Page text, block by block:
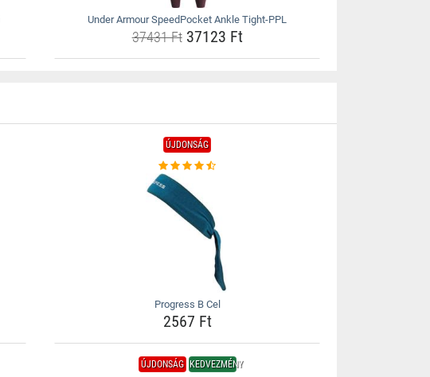
Under Armour SpeedPocket Ankle Tight-PPL
37431 Ft37123 Ft
ÚJDONSÁG
Progress B Cel
2567 Ft
ÚJDONSÁG KEDVEZMÉNY